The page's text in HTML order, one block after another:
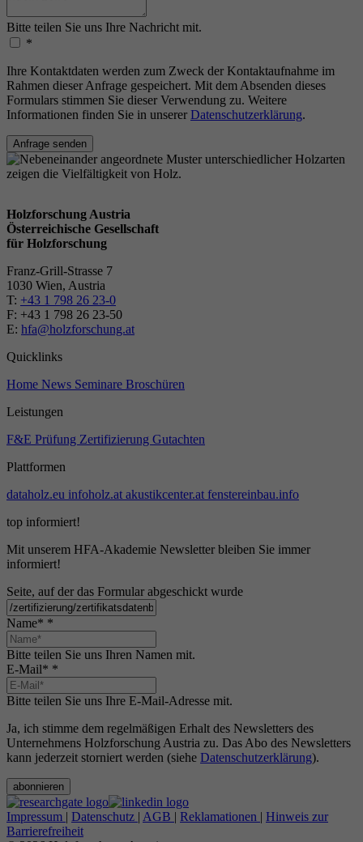
Bitte teilen Sie uns Ihre Nachricht mit.
*
Ihre Kontaktdaten werden zum Zweck der Kontaktaufnahme im
Rahmen dieser Anfrage gespeichert. Mit dem Absenden dieses
Formulars stimmen Sie dieser Verwendung zu. Weitere
Informationen finden Sie in unserer Datenschutzerklärung.
Anfrage senden
Holzforschung Austria
Österreichische Gesellschaft
für Holzforschung
Franz-Grill-Strasse 7
1030 Wien, Austria
T: +43 1 798 26 23-0
​​F: +43 1 798 26 23-50
E: hfa@holzforschung.at
Quicklinks
Home News Seminare Broschüren
Leistungen
F&E Prüfung Zertifizierung Gutachten
Plattformen
dataholz.eu infoholz.at akustikcenter.at fenstereinbau.info
top informiert!
Mit unserem HFA-Akademie Newsletter bleiben Sie immer
informiert!
Seite, auf der das Formular abgeschickt wurde
Name* *
Bitte teilen Sie uns Ihren Namen mit.
E-Mail* *
Bitte teilen Sie uns Ihre E-Mail-Adresse mit.
Ja, ich stimme dem regelmäßigen Erhalt des Newsletters des
Unternehmens Holzforschung Austria zu. Das Abo des Newsletters
kann jederzeit storniert werden (siehe Datenschutzerklärung).
abonnieren
Impressum | Datenschutz | AGB | Reklamationen | Hinweis zur
Barrierefreiheit